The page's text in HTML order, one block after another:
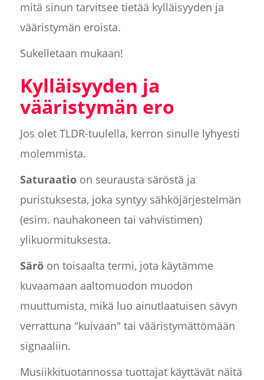
mitä sinun tarvitsee tietää kylläisyyden ja
vääristymän eroista.
Sukelletaan mukaan!
Kylläisyyden ja
vääristymän ero
Jos olet TLDR-tuulella, kerron sinulle lyhyesti
molemmista.
Saturaatioon seurausta säröstä ja
puristuksesta, joka syntyy sähköjärjestelmän
(esim. nauhakoneen tai vahvistimen)
ylikuormituksesta.
Säröon toisaalta termi, jota käytämme
kuvaamaan aaltomuodon muodon
muuttumista, mikä luo ainutlaatuisen sävyn
verrattuna "kuivaan" tai vääristymättömään
signaaliin.
Musiikkituotannossa tuottajat käyttävät näitä